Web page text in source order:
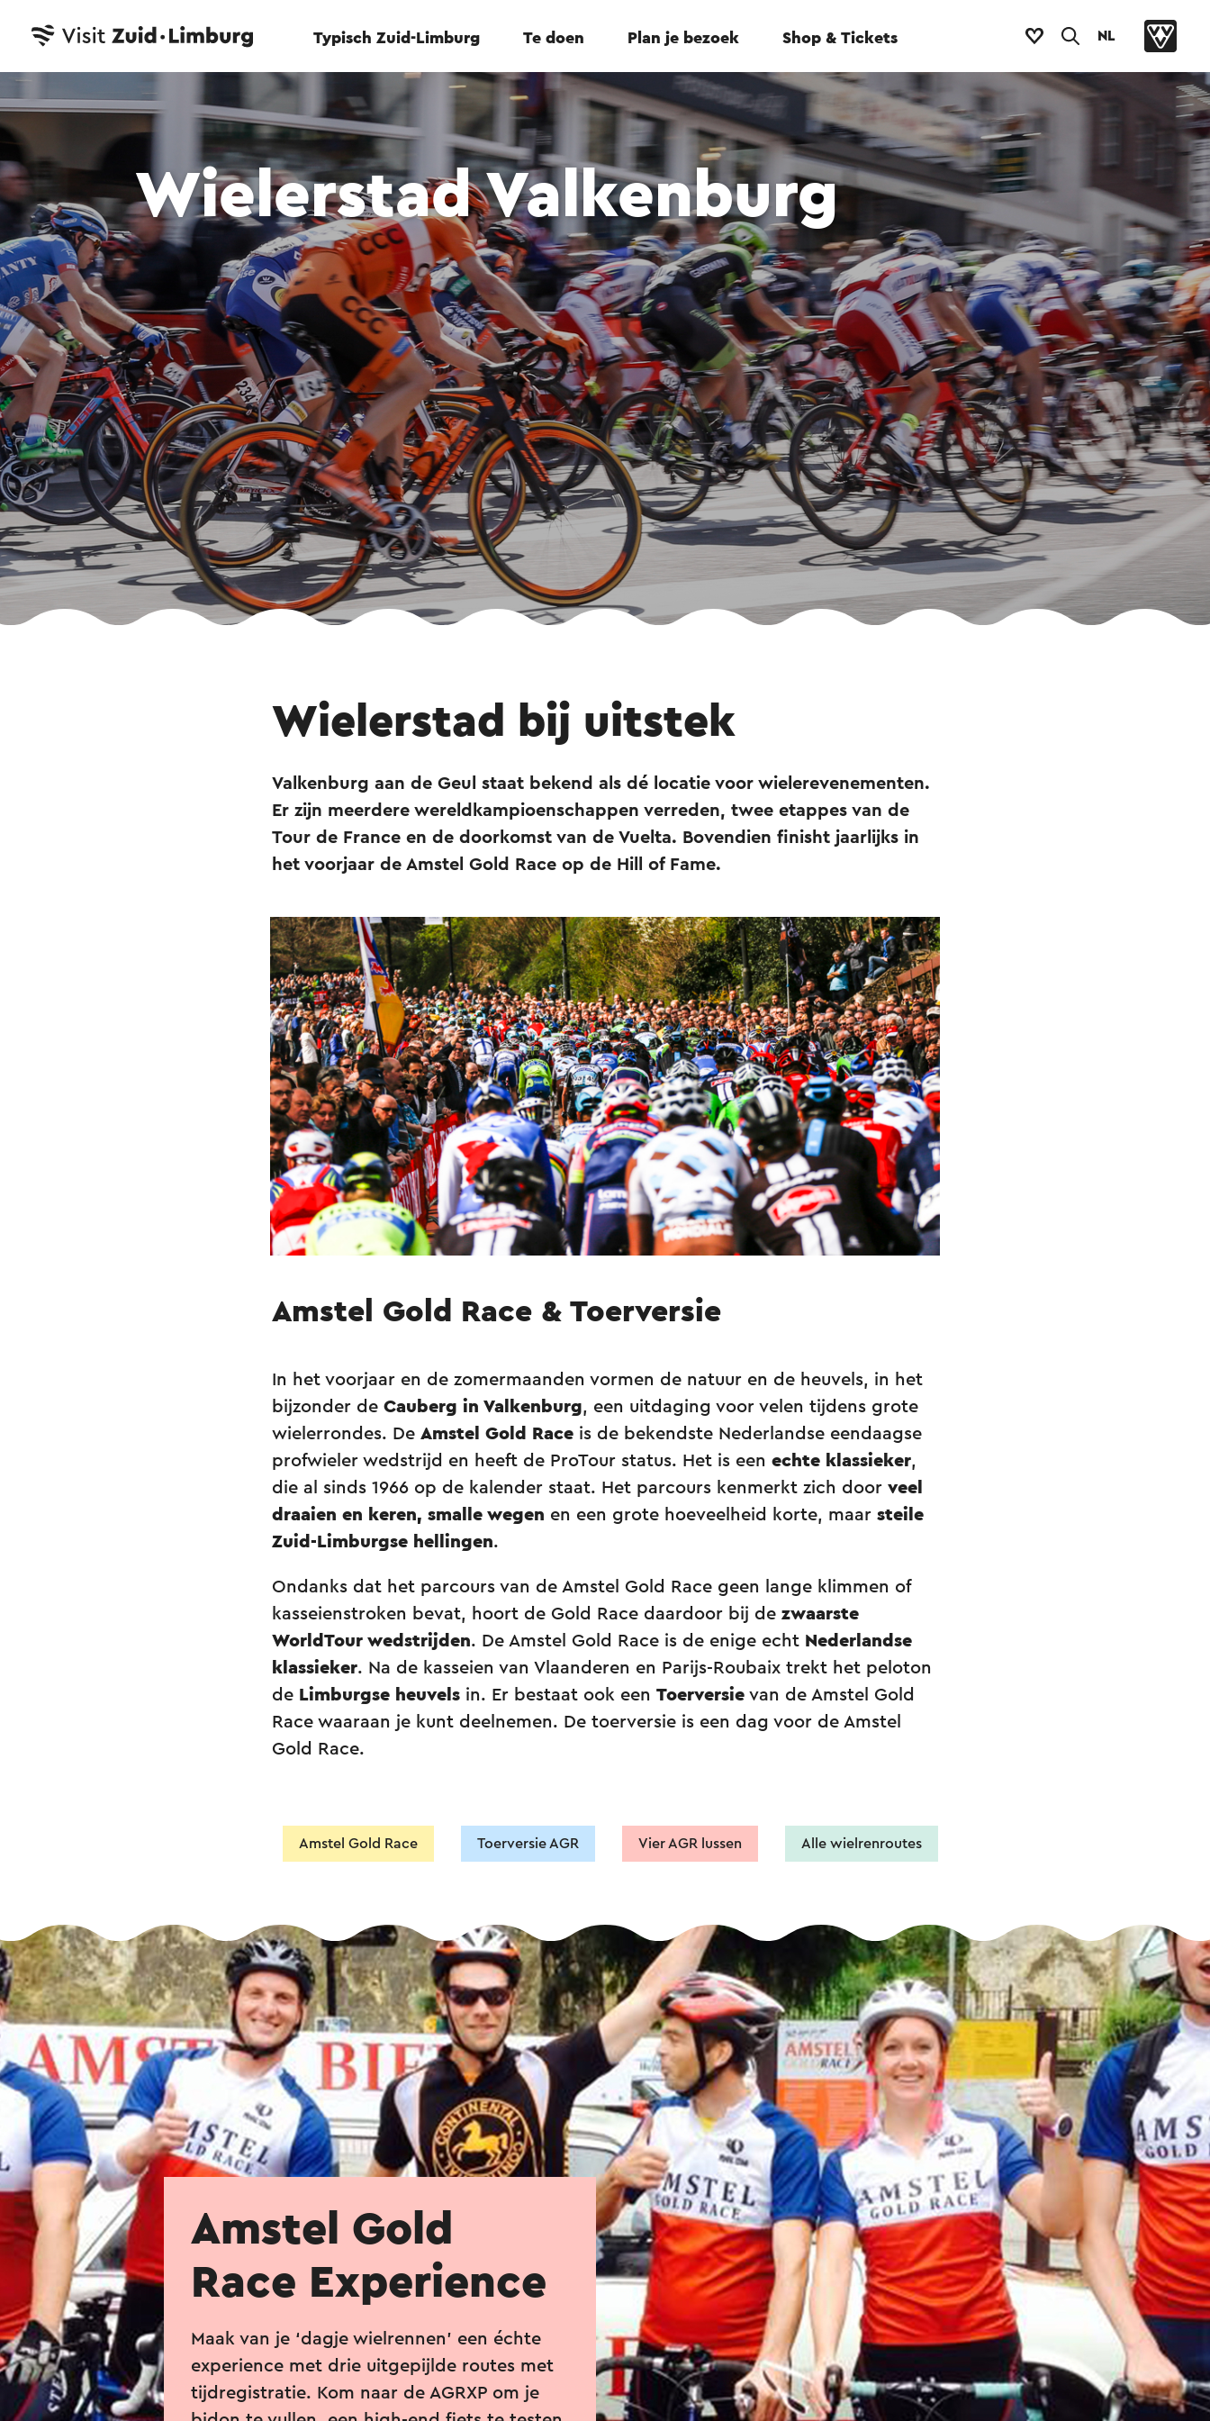
Typisch Zuid-Limburg Te doen Plan je bezoek Shop & Tickets NL
Wielerstad Valkenburg
Wielerstad bij uitstek
Valkenburg aan de Geul staat bekend als dé locatie voor wielerevenementen.
Er zijn meerdere wereldkampioenschappen verreden, twee etappes van de
Tour de France en de doorkomst van de Vuelta. Bovendien finisht jaarlijks in
het voorjaar de Amstel Gold Race op de Hill of Fame.
Amstel Gold Race & Toerversie
In het voorjaar en de zomermaanden vormen de natuur en de heuvels, in het
bijzonder de Cauberg in Valkenburg, een uitdaging voor velen tijdens grote
wielerrondes. De Amstel Gold Race is de bekendste Nederlandse eendaagse
profwieler wedstrijd en heeft de ProTour status. Het is een echte klassieker,
die al sinds 1966 op de kalender staat. Het parcours kenmerkt zich door veel
draaien en keren, smalle wegen en een grote hoeveelheid korte, maar steile
Zuid-Limburgse hellingen.
Ondanks dat het parcours van de Amstel Gold Race geen lange klimmen of
kasseienstroken bevat, hoort de Gold Race daardoor bij de zwaarste
WorldTour wedstrijden. De Amstel Gold Race is de enige echt Nederlandse
klassieker. Na de kasseien van Vlaanderen en Parijs-Roubaix trekt het peloton
de Limburgse heuvels in. Er bestaat ook een Toerversie van de Amstel Gold
Race waaraan je kunt deelnemen. De toerversie is een dag voor de Amstel
Gold Race.
Amstel Gold Race Toerversie AGR Vier AGR lussen Alle wielrenroutes
Amstel Gold
Race Experience
Maak van je ‘dagje wielrennen’ een échte
experience met drie uitgepijlde routes met
tijdregistratie. Kom naar de AGRXP om je